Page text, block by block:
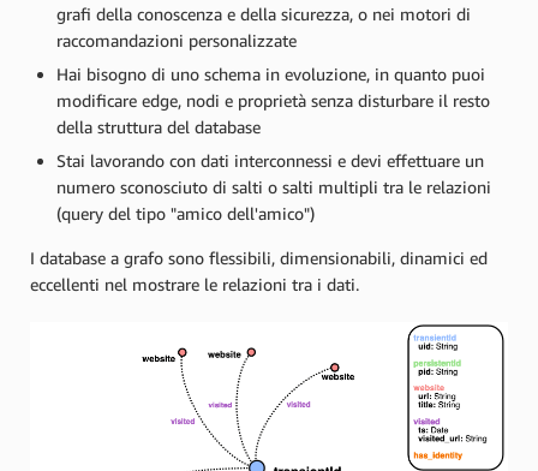
grafi della conoscenza e della sicurezza, o nei motori di
raccomandazioni personalizzate
Hai bisogno di uno schema in evoluzione, in quanto puoi
modificare edge, nodi e proprietà senza disturbare il resto
della struttura del database
Stai lavorando con dati interconnessi e devi effettuare un
numero sconosciuto di salti o salti multipli tra le relazioni
(query del tipo "amico dell'amico")
I database a grafo sono flessibili, dimensionabili, dinamici ed
eccellenti nel mostrare le relazioni tra i dati.